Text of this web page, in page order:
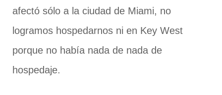
afectó sólo a la ciudad de Miami, no
logramos hospedarnos ni en Key West
porque no había nada de nada de
hospedaje.